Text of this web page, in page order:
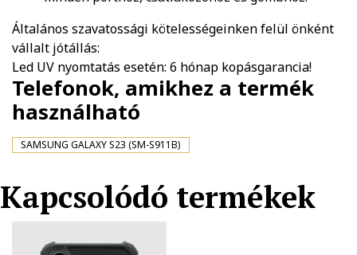
Általános szavatossági kötelességeinken felül önként
vállalt jótállás:
Led UV nyomtatás esetén: 6 hónap kopásgarancia!
Telefonok, amikhez a termék
használható
SAMSUNG GALAXY S23 (SM-S911B)
Kapcsolódó termékek